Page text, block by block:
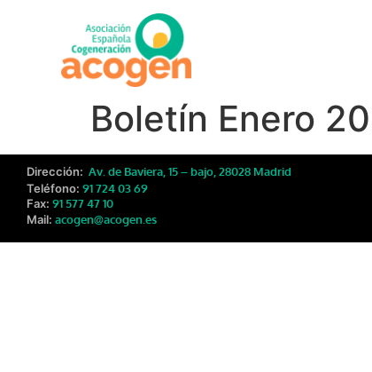
Boletín Enero
Dirección: Av. de Baviera, 15 – bajo, 28028 Madrid
Teléfono: 91 724 03 69
Fax: 91 577 47 10
Mail: acogen@acogen.es